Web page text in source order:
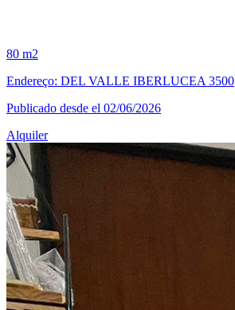
80 m2
Endereço: DEL VALLE IBERLUCEA 3500
Publicado desde el 02/06/2026
Alquiler